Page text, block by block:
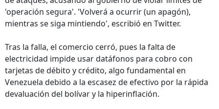
'operación segura'. 'Volverá a ocurrir (un apagón),
mientras se siga mintiendo', escribió en Twitter.
Tras la falla, el comercio cerró, pues la falta de
electricidad impide usar datáfonos para cobro con
tarjetas de débito y crédito, algo fundamental en
Venezuela debido a la escasez de efectivo por la rápida
devaluación del bolívar y la hiperinflación.